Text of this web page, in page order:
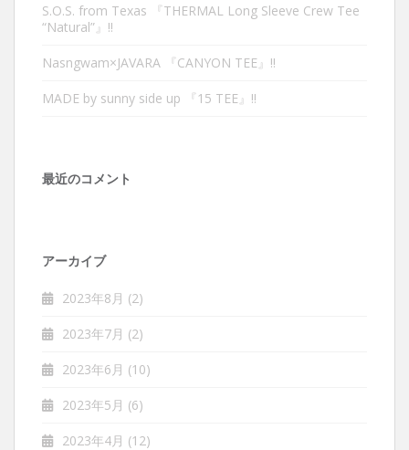
S.O.S. from Texas 『THERMAL Long Sleeve Crew Tee
“Natural”』‼︎
Nasngwam×JAVARA 『CANYON TEE』‼︎
MADE by sunny side up 『15 TEE』‼︎
最近のコメント
アーカイブ
2023年8月 (2)
2023年7月 (2)
2023年6月 (10)
2023年5月 (6)
2023年4月 (12)